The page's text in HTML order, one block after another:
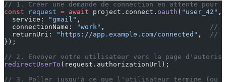
// 1. Créer une demande de connection en attente
const request = await project.connect. oauth ( "user_42" ,
  service:
"gmail" ,
  connectionName:
"work" ,
//
  returnUri:
"https://app.example.com/connected" ,
//
});
// 2. Envoyer votre utilisateur vers la page
redirectUserTo (request.authorizationUrl);
// 3. Poller jusqu'à ce que l'utilisateur termine (ou